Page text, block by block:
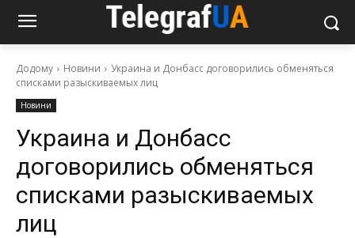
Додому Новини
Украина и Донбасс договорились обменяться
списками разыскиваемых лиц
Новини
Украина и Донбасс
договорились обменяться
списками разыскиваемых
лиц